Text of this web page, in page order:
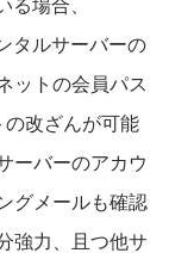
る場合、
タルサーバーの
ットの会員パス
の改ざんが可能
ーバーのアカウ
グメールも確認
強力、且つ他サ